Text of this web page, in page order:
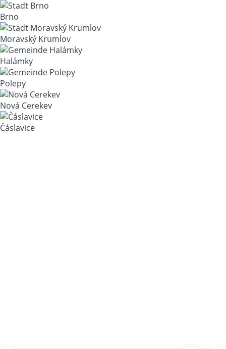
Brno
Moravský Krumlov
Halámky
Polepy
Nová Cerekev
Čáslavice